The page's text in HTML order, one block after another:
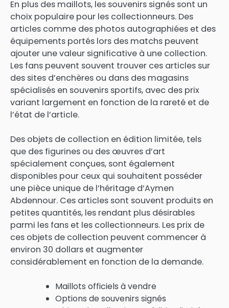
En plus des maillots, les souvenirs signés sont un
choix populaire pour les collectionneurs. Des
articles comme des photos autographiées et des
équipements portés lors des matchs peuvent
ajouter une valeur significative à une collection.
Les fans peuvent souvent trouver ces articles sur
des sites d’enchères ou dans des magasins
spécialisés en souvenirs sportifs, avec des prix
variant largement en fonction de la rareté et de
l’état de l’article.
Des objets de collection en édition limitée, tels
que des figurines ou des œuvres d’art
spécialement conçues, sont également
disponibles pour ceux qui souhaitent posséder
une pièce unique de l’héritage d’Aymen
Abdennour. Ces articles sont souvent produits en
petites quantités, les rendant plus désirables
parmi les fans et les collectionneurs. Les prix de
ces objets de collection peuvent commencer à
environ 30 dollars et augmenter
considérablement en fonction de la demande.
Maillots officiels à vendre
Options de souvenirs signés